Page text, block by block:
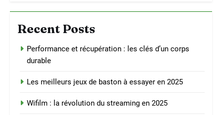
Recent Posts
Performance et récupération : les clés d’un corps
durable
Les meilleurs jeux de baston à essayer en 2025
Wifilm : la révolution du streaming en 2025